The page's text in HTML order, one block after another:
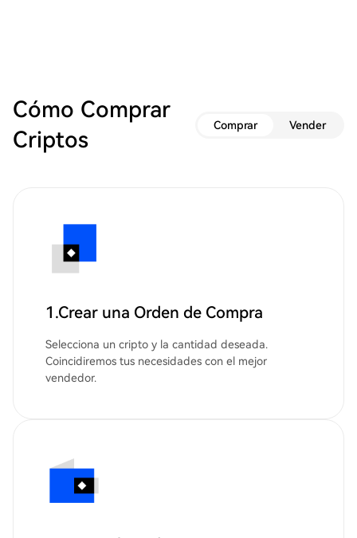
Cómo Comprar
Criptos
Comprar Vender
1.Crear una Orden de Compra
Selecciona un cripto y la cantidad deseada.
Coincidiremos tus necesidades con el mejor
vendedor.